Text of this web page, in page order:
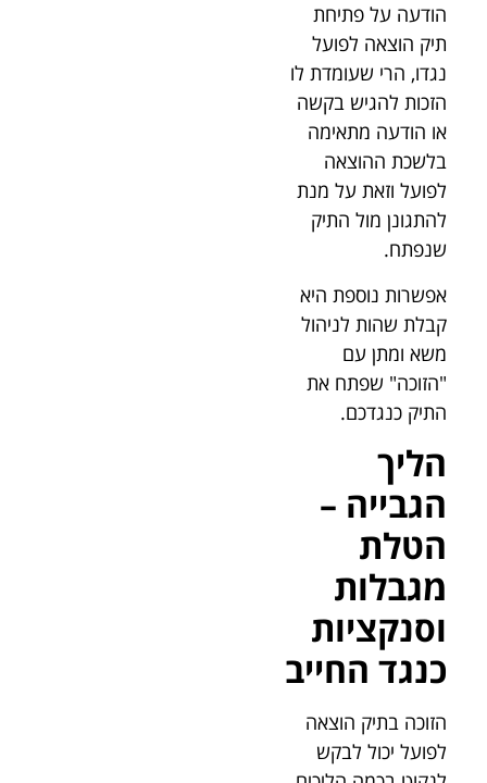
הודעה על פתיחת
תיק הוצאה לפועל
נגדו, הרי שעומדת לו
הזכות להגיש בקשה
או הודעה מתאימה
בלשכת ההוצאה
לפועל וזאת על מנת
להתגונן מול התיק
שנפתח.
אפשרות נוספת היא
קבלת שהות לניהול
משא ומתן עם
"הזוכה" שפתח את
התיק כנגדכם.
הליך
הגבייה –
הטלת
מגבלות
וסנקציות
כנגד החייב
הזוכה בתיק הוצאה
לפועל יכול לבקש